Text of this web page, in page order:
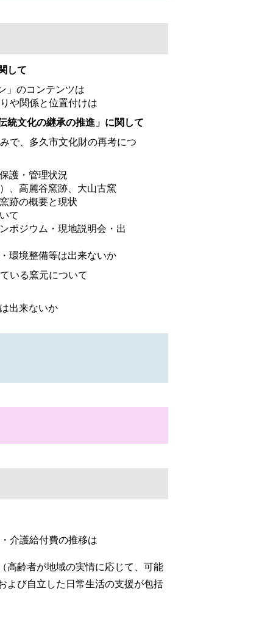
して
」のコンテンツは
や関係と位置付けは
統文化の継承の推進」に関して
で、多久市文化財の再考につ
護・管理状況
、高麗谷窯跡、大山古窯
跡の概要と現状
て
ポジウム・現地説明会・出
環境整備等は出来ないか
いる窯元について
出来ないか
介護給付費の推移は
高齢者が地域の実情に応じて、可能
よび自立した日常生活の支援が包括